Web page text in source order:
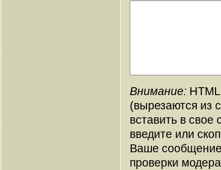
Внимание:
(вырезаются из
вставить в
введите или
Ваше
проверки